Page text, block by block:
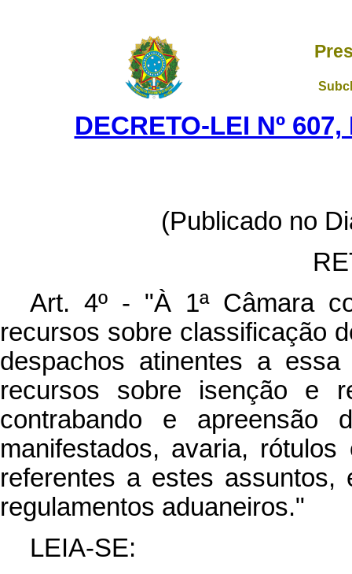
DECRETO-LEI Nº
(Publicado no
Art. 4º - "À 1ª Câmara
recursos sobre classificação
despachos atinentes a
recursos sobre isenção e
contrabando e apreensão
manifestados, avaria,
referentes a estes
regulamentos aduaneiros."
LEIA-SE: